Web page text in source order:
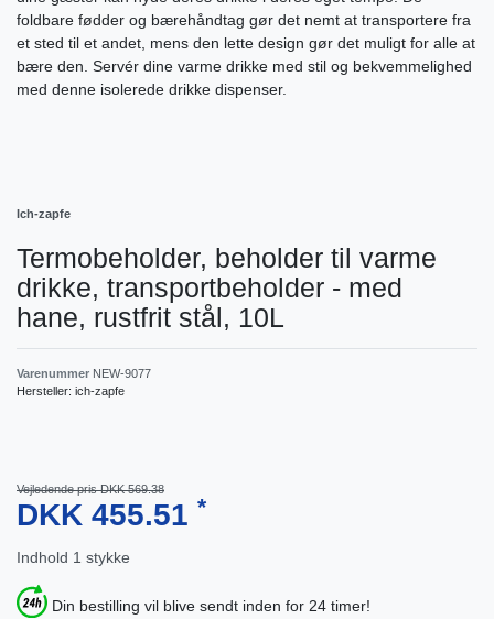
foldbare fødder og bærehåndtag gør det nemt at transportere fra
et sted til et andet, mens den lette design gør det muligt for alle at
bære den. Servér dine varme drikke med stil og bekvemmelighed
med denne isolerede drikke dispenser.
Ich-zapfe
Termobeholder, beholder til varme
drikke, transportbeholder - med
hane, rustfrit stål, 10L
Varenummer NEW-9077
Hersteller: ich-zapfe
Vejledende pris DKK 569.38
DKK 455.51 *
Indhold 1 stykke
Din bestilling vil blive sendt inden for 24 timer!